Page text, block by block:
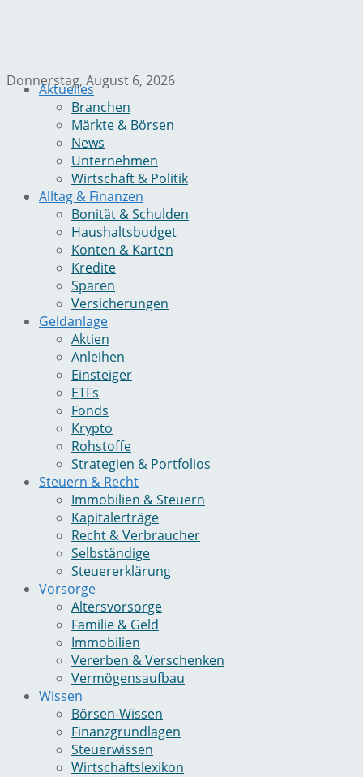
Donnerstag, August 6, 2026
Aktuelles
Branchen
Märkte & Börsen
News
Unternehmen
Wirtschaft & Politik
Alltag & Finanzen
Bonität & Schulden
Haushaltsbudget
Konten & Karten
Kredite
Sparen
Versicherungen
Geldanlage
Aktien
Anleihen
Einsteiger
ETFs
Fonds
Krypto
Rohstoffe
Strategien & Portfolios
Steuern & Recht
Immobilien & Steuern
Kapitalerträge
Recht & Verbraucher
Selbständige
Steuererklärung
Vorsorge
Altersvorsorge
Familie & Geld
Immobilien
Vererben & Verschenken
Vermögensaufbau
Wissen
Börsen-Wissen
Finanzgrundlagen
Steuerwissen
Wirtschaftslexikon